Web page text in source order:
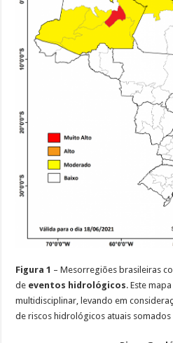
Figura 1 – Mesorregiões brasileiras
de eventos hidrológicos. Este
multidisciplinar, levando em
de riscos hidrológicos atuais somados